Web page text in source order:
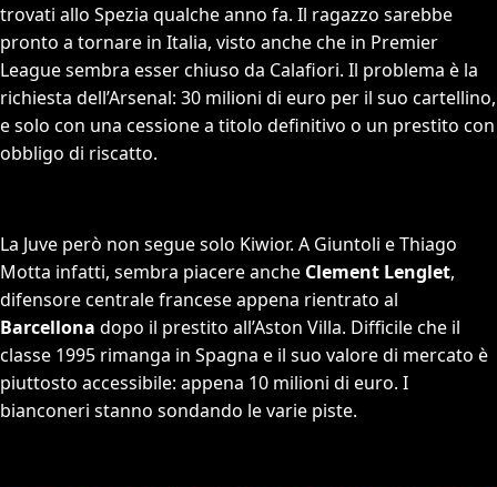
trovati allo Spezia qualche anno fa. Il ragazzo sarebbe
pronto a tornare in Italia, visto anche che in Premier
League sembra esser chiuso da Calafiori. Il problema è la
richiesta dell’Arsenal: 30 milioni di euro per il suo cartellino,
e solo con una cessione a titolo definitivo o un prestito con
obbligo di riscatto.
La Juve però non segue solo Kiwior. A Giuntoli e Thiago
Motta infatti, sembra piacere anche Clement Lenglet,
difensore centrale francese appena rientrato al
Barcellona dopo il prestito all’Aston Villa. Difficile che il
classe 1995 rimanga in Spagna e il suo valore di mercato è
piuttosto accessibile: appena 10 milioni di euro. I
bianconeri stanno sondando le varie piste.